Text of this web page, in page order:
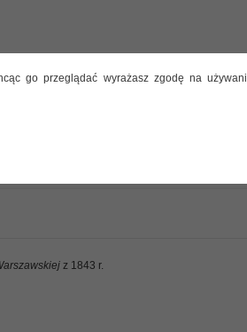
go przeglądać wyrażasz zgodę na
z 1843 r.